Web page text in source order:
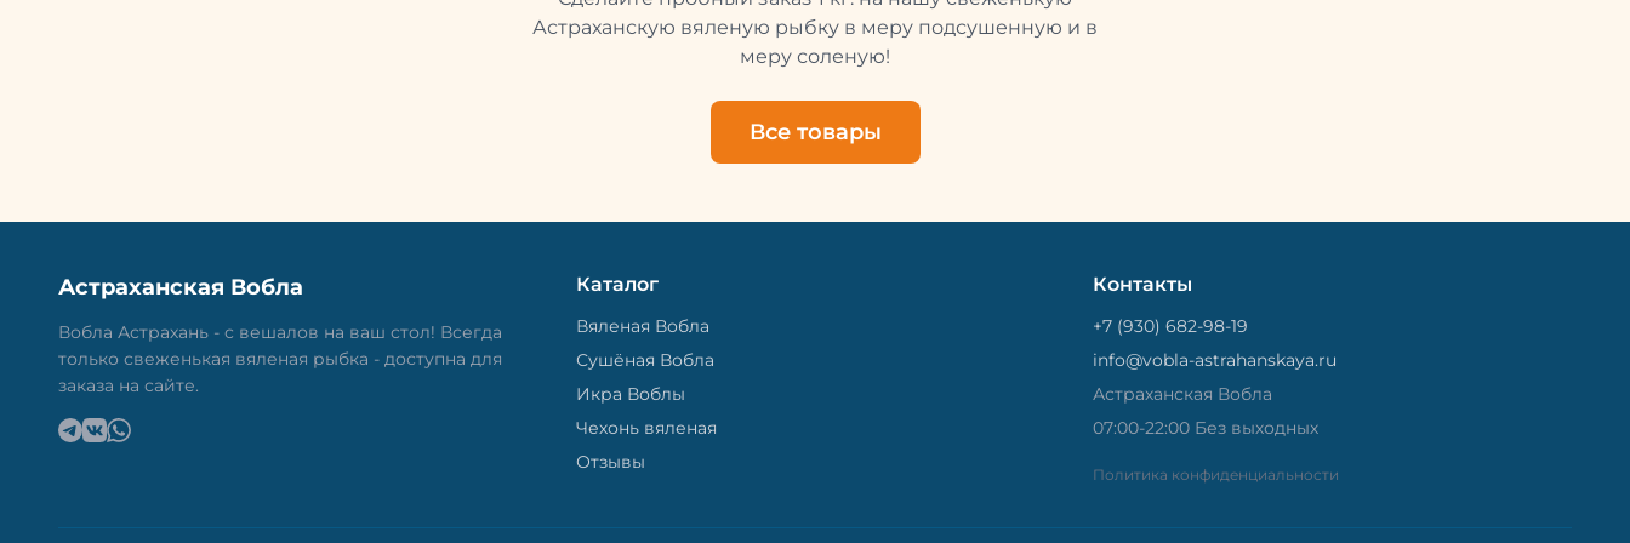
рыбу упаковывают в специальный
пакет, чтобы она не портилась и не
не просто вкусная еда, но и
пример того, как можно сочетать
старые рецепты и современные
вкусно.
Астраханскую вяленую рыбку в меру подсушенную и в
меру соленую!
Все товары
Астраханская Вобла
Вобла Астрахань - с вешалов на ваш стол! Всегда
только свеженькая вяленая рыбка - доступна для
заказа на сайте.
Каталог
Вяленая Вобла
Сушёная Вобла
Икра Воблы
Чехонь вяленая
Отзывы
Контакты
+7 (930) 682-98-19
info@vobla-astrahanskaya.ru
Астраханская Вобла
07:00-22:00 Без выходных
Политика конфиденциальности